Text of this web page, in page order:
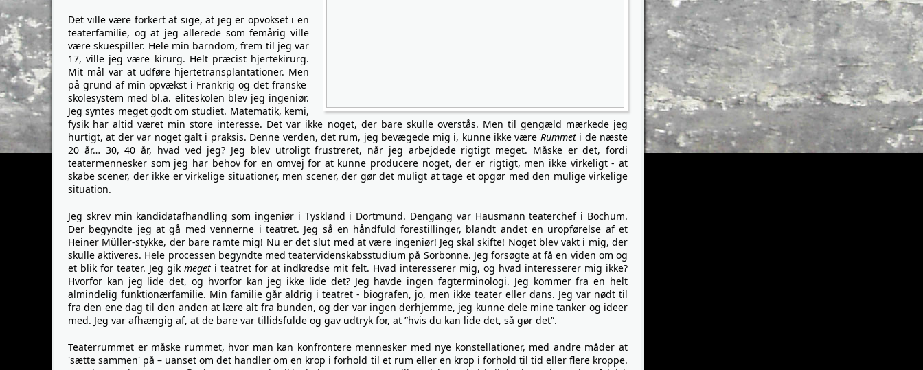
Det ville være forkert at sige, at jeg er opvokset i en
teaterfamilie, og at jeg allerede som femårig ville
være skuespiller. Hele min barndom, frem til jeg var
17, ville jeg være kirurg. Helt præcist hjertekirurg.
Mit mål var at udføre hjertetransplantationer. Men
på grund af min opvækst i Frankrig og det franske
skolesystem med bl.a. eliteskolen blev jeg ingeniør.
Jeg syntes meget godt om studiet. Matematik, kemi,
fysik har altid været min store interesse. Det var ikke noget, der bare skulle overstås. Men til gengæld mærkede jeg
hurtigt, at der var noget galt i praksis. Denne verden, det rum, jeg bevægede mig i, kunne ikke være Rummeti de næste
20 år… 30, 40 år, hvad ved jeg? Jeg blev utroligt frustreret, når jeg arbejdede rigtigt meget. Måske er det, fordi
teatermennesker som jeg har behov for en omvej for at kunne producere noget, der er rigtigt, men ikke virkeligt - at
skabe scener, der ikke er virkelige situationer, men scener, der gør det muligt at tage et opgør med den mulige virkelige
situation.
Jeg skrev min kandidatafhandling som ingeniør i Tyskland i Dortmund. Dengang var Hausmann teaterchef i Bochum.
Der begyndte jeg at gå med vennerne i teatret. Jeg så en håndfuld forestillinger, blandt andet en uropførelse af et
Heiner Müller-stykke, der bare ramte mig! Nu er det slut med at være ingeniør! Jeg skal skifte! Noget blev vakt i mig, der
skulle aktiveres. Hele processen begyndte med teatervidenskabsstudium på Sorbonne. Jeg forsøgte at få en viden om og
et blik for teater. Jeg gik meget i teatret for at indkredse mit felt. Hvad interesserer mig, og hvad interesserer mig ikke?
Hvorfor kan jeg lide det, og hvorfor kan jeg ikke lide det? Jeg havde ingen fagterminologi. Jeg kommer fra en helt
almindelig funktionærfamilie. Min familie går aldrig i teatret - biografen, jo, men ikke teater eller dans. Jeg var nødt til
fra den ene dag til den anden at lære alt fra bunden, og der var ingen derhjemme, jeg kunne dele mine tanker og ideer
med. Jeg var afhængig af, at de bare var tillidsfulde og gav udtryk for, at ”hvis du kan lide det, så gør det”.
Teaterrummet er måske rummet, hvor man kan konfrontere mennesker med nye konstellationer, med andre måder at
'sætte sammen' på – uanset om det handler om en krop i forhold til et rum eller en krop i forhold til tid eller flere kroppe.